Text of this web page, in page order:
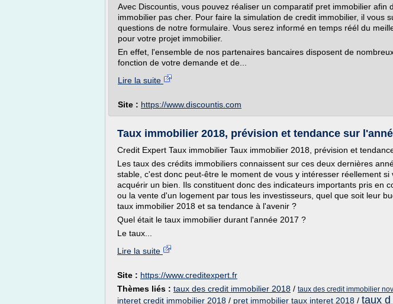
Avec Discountis, vous pouvez réaliser un comparatif pret immobilier afin
immobilier pas cher. Pour faire la simulation de credit immobilier, il vous
questions de notre formulaire. Vous serez informé en temps réél du
pour votre projet immobilier.
En effet, l'ensemble de nos partenaires bancaires disposent de
fonction de votre demande et de...
Lire la suite
Site : https://www.discountis.com
Taux immobilier 2018, prévision et tendance sur
Credit Expert Taux immobilier Taux immobilier 2018, prévision et
Les taux des crédits immobiliers connaissent sur ces deux dernières
stable, c'est donc peut-être le moment de vous y intéresser réellement si
acquérir un bien. Ils constituent donc des indicateurs importants pris en
ou la vente d'un logement par tous les investisseurs, quel que soit leur
taux immobilier 2018 et sa tendance à l'avenir ?
Quel était le taux immobilier durant l'année 2017 ?
Le taux...
Lire la suite
Site : https://www.creditexpert.fr
Thèmes liés : taux des credit immobilier 2018 / taux des credit immobilier
interet credit immobilier 2018 / pret immobilier taux interet 2018 / taux